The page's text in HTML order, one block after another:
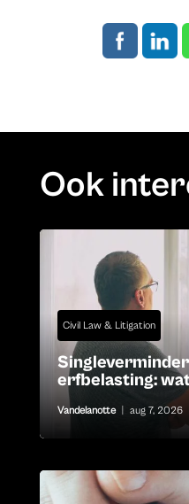
Ook
Civil Law & Litigation
erfbelasting:
Vandelanotte aug 7, 2026